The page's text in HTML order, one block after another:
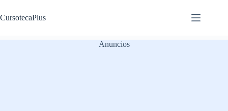
al
contenido
CursotecaPlus
Anuncios